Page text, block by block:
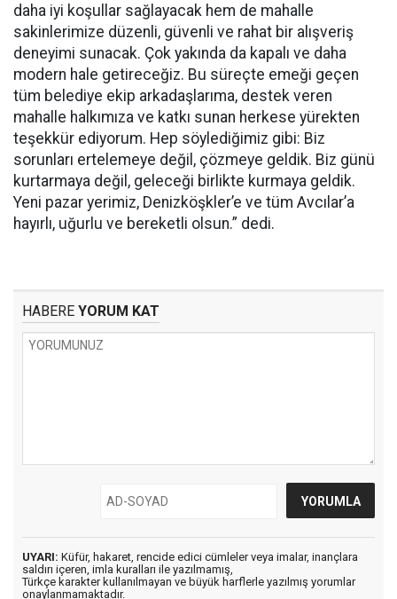
daha iyi koşullar sağlayacak hem de mahalle
sakinlerimize düzenli, güvenli ve rahat bir alışveriş
deneyimi sunacak. Çok yakında da kapalı ve daha
modern hale getireceğiz. Bu süreçte emeği geçen
tüm belediye ekip arkadaşlarıma, destek veren
mahalle halkımıza ve katkı sunan herkese yürekten
teşekkür ediyorum. Hep söylediğimiz gibi: Biz
sorunları ertelemeye değil, çözmeye geldik. Biz günü
kurtarmaya değil, geleceği birlikte kurmaya geldik.
Yeni pazar yerimiz, Denizköşkler’e ve tüm Avcılar’a
hayırlı, uğurlu ve bereketli olsun.” dedi.
HABERE YORUM KAT
UYARI: Küfür, hakaret, rencide edici cümleler veya imalar, inançlara
saldırı içeren, imla kuralları ile yazılmamış,
Türkçe karakter kullanılmayan ve büyük harflerle yazılmış yorumlar
onaylanmamaktadır.